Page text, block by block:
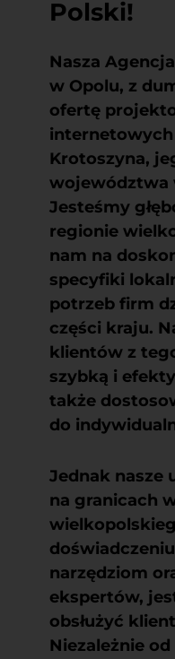
Polski!
Nasza
w Opolu, z
ofertę
Krotoszyna,
województwa
Jesteśmy
regionie
nam na
specyfiki
potrzeb firm
części kraju.
klientów z
szybką i
także
do
Jednak nasze
na granicach
narzędziom
ekspertów,
obsłużyć
Niezależnie